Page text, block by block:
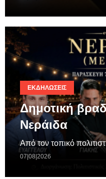
ΕΚΔΗΛΏΣΕΙΣ
Δημοτική
Νεράιδα
Από τον τοπικό
07|08|2026